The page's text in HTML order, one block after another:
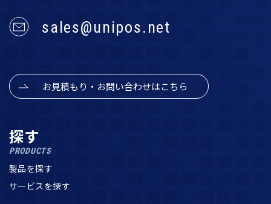
sales@unipos.net
お見積もり・お問い合わせはこちら
探す
PRODUCTS
製品を探す
サービスを探す